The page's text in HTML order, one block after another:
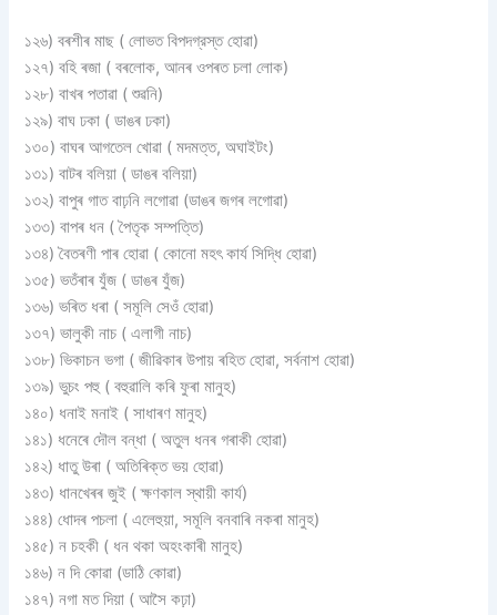
১২৬) বৰশীৰ মাছ ( লােভত বিপদগ্রস্ত হােৱা)
১২৭) বহি ৰজা ( বৰলােক, আনৰ ওপৰত চলা লােক)
১২৮) বাখৰ পতাৱা ( শুৱনি)
১২৯) বাঘ ঢকা ( ডাঙৰ ঢকা)
১৩০) বাঘৰ আগতেল খােৱা ( মদমত্ত, অঘাইটং)
১৩১) বাটৰ বলিয়া ( ডাঙৰ বলিয়া)
১৩২) বাপুৰ গাত বাঢ়নি লগােৱা (ডাঙৰ জগৰ লগােৱা)
১৩৩) বাপৰ ধন ( পৈতৃক সম্পত্তি)
১৩৪) বৈতৰণী পাৰ হােৱা ( কোনাে মহৎ কার্য সিদ্ধি হােৱা)
১৩৫) ভতঁৰাৰ যুঁজ ( ডাঙৰ যুঁজ)
১৩৬) ভৰিত ধৰা ( সমূলি সেওঁ হােৱা)
১৩৭) ভালুকী নাচ ( এলাগী নাচ)
১৩৮) ভিকাচন ভগা ( জীৱিকাৰ উপায় ৰহিত হােৱা, সর্বনাশ হােৱা)
১৩৯) ভুচং পহু ( বহুৱালি কৰি ফুৰা মানুহ)
১৪০) ধনাই মনাই ( সাধাৰণ মানুহ)
১৪১) ধনেৰে দৌল বন্ধা ( অতুল ধনৰ গৰাকী হোৱা)
১৪২) ধাতু উৰা ( অতিৰিক্ত ভয় হােৱা)
১৪৩) ধানখেৰৰ জুই ( ক্ষণকাল স্থায়ী কার্য)
১৪৪) ধােদৰ পচলা ( এলেহুয়া, সমূলি বনবাৰি নকৰা মানুহ)
১৪৫) ন চহকী ( ধন থকা অহংকাৰী মানুহ)
১৪৬) ন দি কোৱা (ডাঠি কোৱা)
১৪৭) নগা মত দিয়া ( আসৈ কঢ়া)